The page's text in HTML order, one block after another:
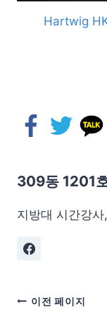
Hartwig
309동 1201
지방대 시간강
이전 페이지